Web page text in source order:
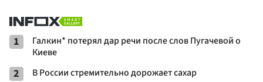
1
Галкин* потерял дар речи после слов Пугачевой о
Киеве
2 В России стремительно дорожает сахар